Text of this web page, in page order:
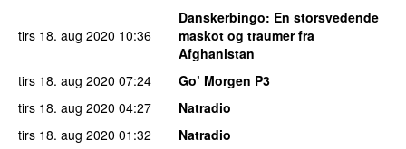
tirs 18. aug 2020 10:36
Danskerbingo: En storsvedende
maskot og traumer fra
Afghanistan
tirs 18. aug 2020 07:24
Go’ Morgen P3
tirs 18. aug 2020 04:27
Natradio
tirs 18. aug 2020 01:32
Natradio